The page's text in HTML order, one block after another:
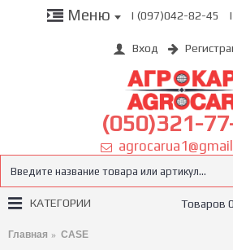
Меню | (097)042-82-45
Вход
(050)321-
Товаров
КАТЕГОРИИ
Главная CASE